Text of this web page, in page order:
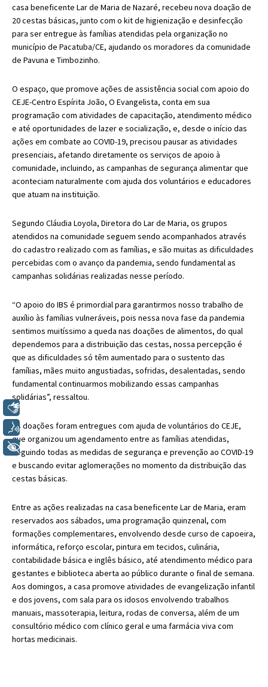
casa beneficente Lar de Maria de Nazaré, recebeu nova doação de
20 cestas básicas, junto com o kit de higienização e desinfecção
para ser entregue às famílias atendidas pela organização no
município de Pacatuba/CE, ajudando os moradores da comunidade
de Pavuna e Timbozinho.
O espaço, que promove ações de assistência social com apoio do
CEJE-Centro Espírita João, O Evangelista, conta em sua
programação com atividades de capacitação, atendimento médico
e até oportunidades de lazer e socialização, e, desde o início das
ações em combate ao COVID-19, precisou pausar as atividades
presenciais, afetando diretamente os serviços de apoio à
comunidade, incluindo, as campanhas de segurança alimentar que
aconteciam naturalmente com ajuda dos voluntários e educadores
que atuam na instituição.
Segundo Cláudia Loyola, Diretora do Lar de Maria, os grupos
atendidos na comunidade seguem sendo acompanhados através
do cadastro realizado com as famílias, e são muitas as dificuldades
percebidas com o avanço da pandemia, sendo fundamental as
campanhas solidárias realizadas nesse período.
“O apoio do IBS é primordial para garantirmos nosso trabalho de
auxílio às famílias vulneráveis, pois nessa nova fase da pandemia
sentimos muitíssimo a queda nas doações de alimentos, do qual
dependemos para a distribuição das cestas, nossa percepção é
que as dificuldades só têm aumentado para o sustento das
famílias, mães muito angustiadas, sofridas, desalentadas, sendo
fundamental continuarmos mobilizando essas campanhas
solidárias”, ressaltou.
As doações foram entregues com ajuda de voluntários do CEJE,
que organizou um agendamento entre as famílias atendidas,
seguindo todas as medidas de segurança e prevenção ao COVID-19
e buscando evitar aglomerações no momento da distribuição das
cestas básicas.
Entre as ações realizadas na casa beneficente Lar de Maria, eram
reservados aos sábados, uma programação quinzenal, com
formações complementares, envolvendo desde curso de capoeira,
informática, reforço escolar, pintura em tecidos, culinária,
contabilidade básica e inglês básico, até atendimento médico para
gestantes e biblioteca aberta ao público durante o final de semana.
Aos domingos, a casa promove atividades de evangelização infantil
e dos jovens, com sala para os idosos envolvendo trabalhos
manuais, massoterapia, leitura, rodas de conversa, além de um
consultório médico com clínico geral e uma farmácia viva com
hortas medicinais.
Voz
+ Acessibilidade